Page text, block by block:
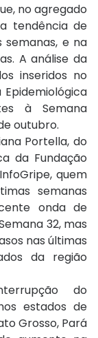
no agregado
tendência de
semanas, e na
A análise da
inseridos no
à Semana
outubro.
Portella, do
da Fundação
quem
semanas
onda de
32, mas
nas últimas
da região
do
estados de
Grosso, Pará